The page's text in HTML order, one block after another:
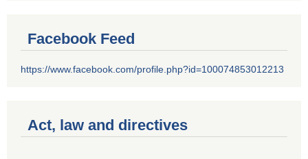
Facebook Feed
https://www.facebook.com/profile.php?id=100074853012213
Act, law and directives